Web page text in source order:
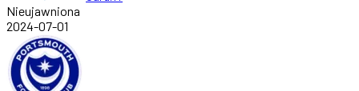
Nieujawniona
2024-07-01